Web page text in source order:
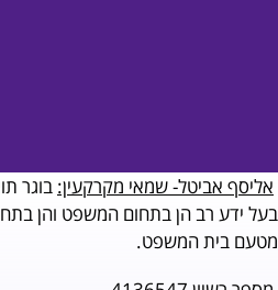
אליסף אביטל- שמאי מקרקעין: בוגר
בעל ידע רב הן בתחום המשפט והן
מטעם בית המשפט.